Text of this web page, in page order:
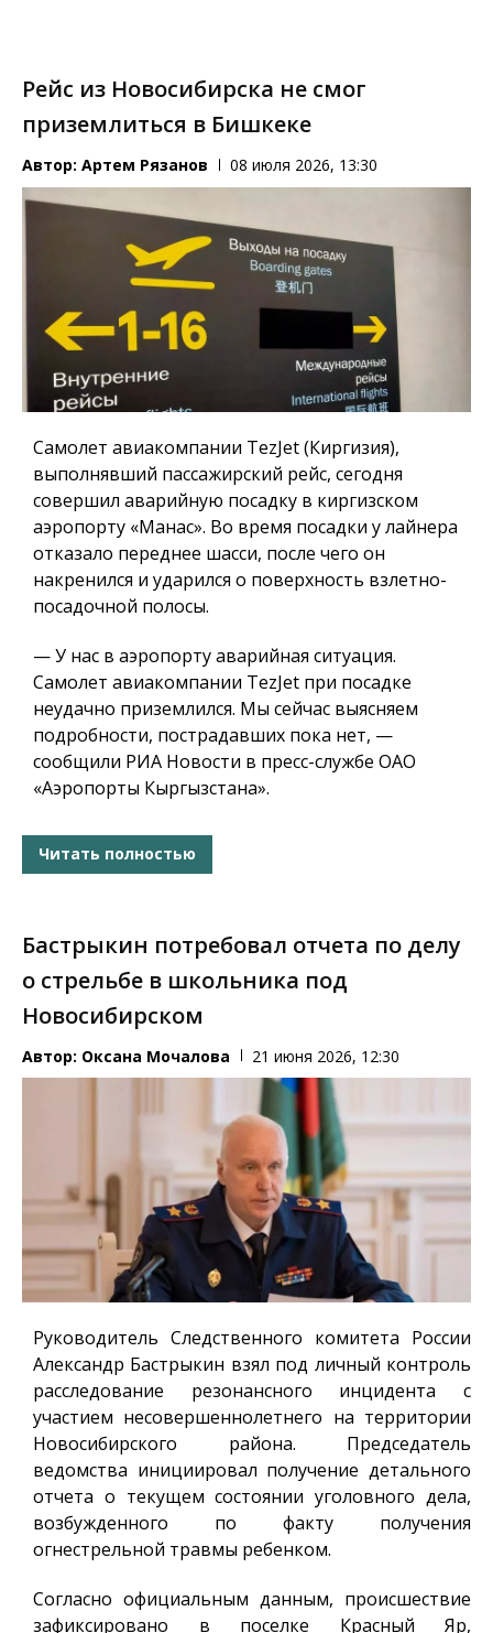
Рейс из Новосибирска не смог
приземлиться в Бишкеке
Автор: Артем Рязанов 08 июля 2026, 13:30
Самолет авиакомпании TezJet (Киргизия),
выполнявший пассажирский рейс, сегодня
совершил аварийную посадку в киргизском
аэропорту «Манас». Во время посадки у лайнера
отказало переднее шасси, после чего он
накренился и ударился о поверхность взлетно-
посадочной полосы.
— У нас в аэропорту аварийная ситуация.
Самолет авиакомпании TezJet при посадке
неудачно приземлился. Мы сейчас выясняем
подробности, пострадавших пока нет, —
сообщили РИА Новости в пресс-службе ОАО
«Аэропорты Кыргызстана».
Читать полностью
Бастрыкин потребовал отчета по делу
о стрельбе в школьника под
Новосибирском
Автор: Оксана Мочалова 21 июня 2026, 12:30
Руководитель Следственного комитета России
Александр Бастрыкин взял под личный контроль
расследование резонансного инцидента с
участием несовершеннолетнего на территории
Новосибирского района. Председатель
ведомства инициировал получение детального
отчета о текущем состоянии уголовного дела,
возбужденного по факту получения
огнестрельной травмы ребенком.
Согласно официальным данным, происшествие
зафиксировано в поселке Красный Яр,